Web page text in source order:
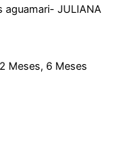
JULIANA
Meses, 6 Meses